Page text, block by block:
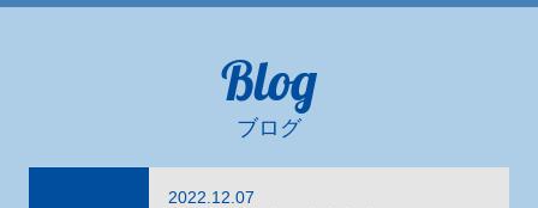
Blog
ブログ
2022.12.07